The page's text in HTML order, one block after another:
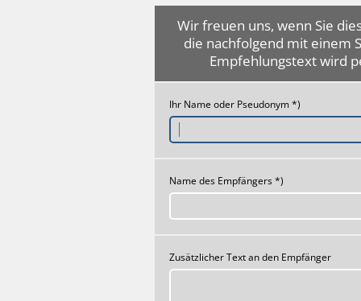
Wir freuen uns, wenn Sie
die nachfolgend mit einem
Empfehlungstext wird
Ihr Name oder Pseudonym *)
Name des Empfängers *)
Zusätzlicher Text an den Empfänger